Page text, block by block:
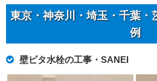
東京・神奈川・埼玉・千葉・
例
壁ピタ水栓の工事・SANEI